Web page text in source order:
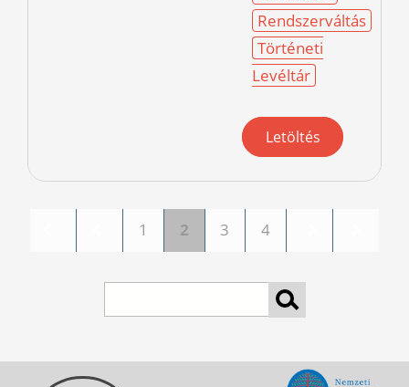
Rendszerváltás
Történeti
Levéltár
Letöltés
Pages 1 2 3 4